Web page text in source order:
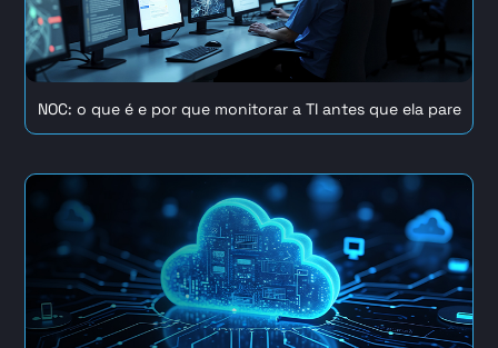
NOC: o que é e por que monitorar a TI antes que ela pare